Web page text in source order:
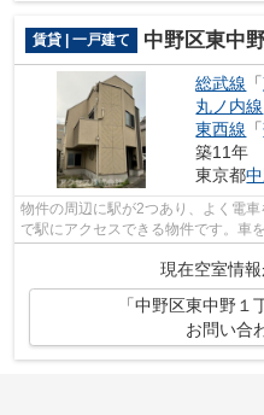
賃貸 | 一戸建て 中野区東中
総武線 「
丸ノ内線
東西線 「
築11年
東京都
物件の周辺に駅が2つあり、よく電
で駅にアクセスできる物件です。車
車場を利用できる物件です。中野区
現在空室情報
「中野区東中野
お問い合